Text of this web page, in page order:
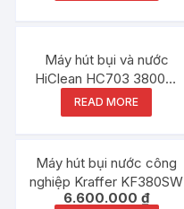
Máy hút bụi và nước
HiClean HC703 3800W
70 Lit
READ MORE
Máy hút bụi nước công
nghiệp Kraffer KF380SW
6.600.000₫